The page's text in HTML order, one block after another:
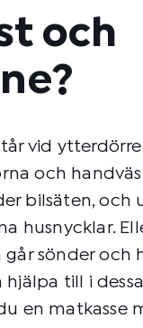
och
vid
och
bilsäten, och
husnycklar.
går sönder och
hjälpa till i
en matkasse